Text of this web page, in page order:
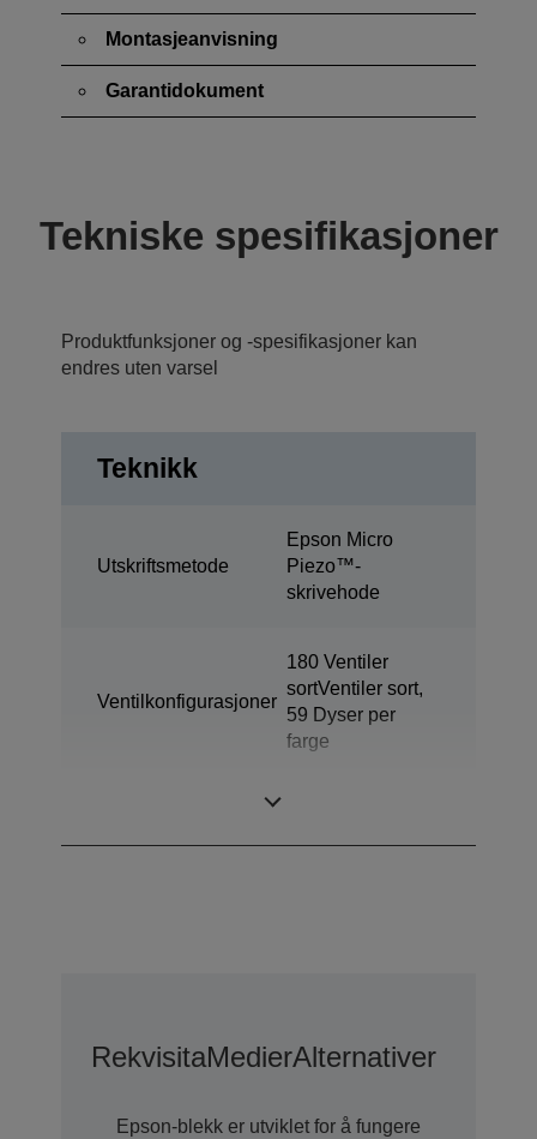
Montasjeanvisning
Garantidokument
Tekniske spesifikasjoner
Produktfunksjoner og -spesifikasjoner kan
endres uten varsel
Teknikk
Utskriftsmetode
Epson Micro
Piezo™-
skrivehode
Ventilkonfigurasjoner
180 Ventiler
sortVentiler sort,
59 Dyser per
farge
RekvisitaMedierAlternativer For
Epson-blekk er utviklet for å fungere